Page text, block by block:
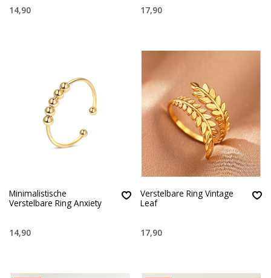
14,90 17,90
Minimalistische
Verstelbare Ring Anxiety
14,90
Verstelbare Ring Vintage
Leaf
17,90